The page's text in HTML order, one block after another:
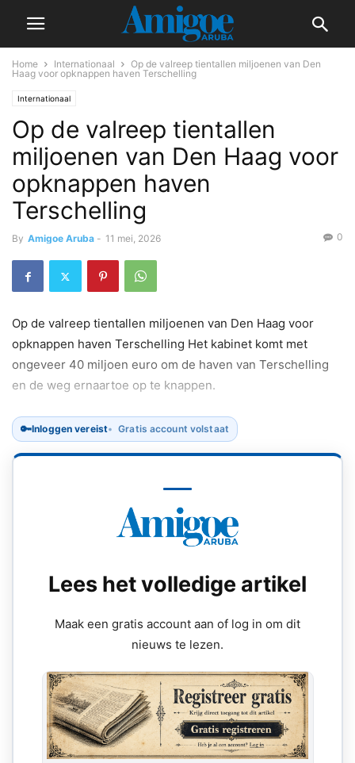
Home Internationaal
Op de valreep tientallen miljoenen van Den
Haag voor opknappen haven Terschelling
Internationaal
Op de valreep tientallen
miljoenen van Den Haag voor
opknappen haven
Terschelling
By Amigoe Aruba - 11 mei, 2026 0
Op de valreep tientallen miljoenen van Den Haag voor
opknappen haven Terschelling Het kabinet komt met
ongeveer 40 miljoen euro om de haven van Terschelling
en de weg ernaartoe op te knappen.
🔑Inloggen vereist Gratis account volstaat
Lees het volledige artikel
Maak een gratis account aan of log in om dit
nieuws te lezen.